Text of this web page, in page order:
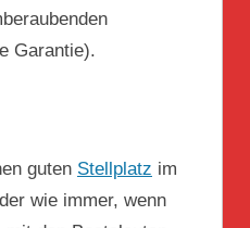
Garantie).
guten Stellplatz im
wie immer, wenn